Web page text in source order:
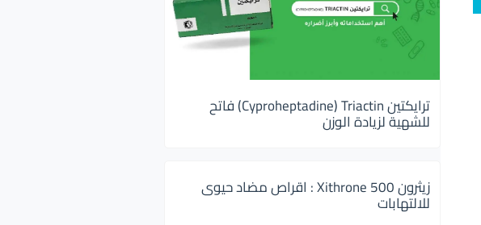
ترايكتين Cyproheptadine) Triactin) فاتح
للشهية لزيادة الوزن
زيثرون 500 Xithrone : اقراص مضاد حيوى
للالتهابات